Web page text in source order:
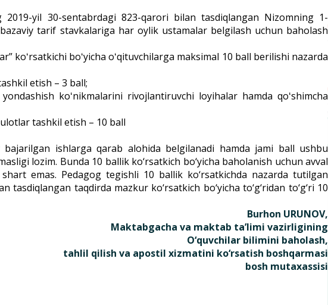
2019-yil 30-sentabrdagi 823-qarori bilan tasdiqlangan Nizomning 1-
tarif stavkalariga har oylik ustamalar belgilash uchun baholash
koʻrsatkichi boʻyicha oʻqituvchilarga maksimal 10 ball berilishi nazarda
etish – 3 ball;
koʻnikmalarini rivojlantiruvchi loyihalar hamda qoʻshimcha
tashkil etish – 10 ball
bajarilgan ishlarga qarab alohida belgilanadi hamda jami ball ushbu
lozim. Bunda 10 ballik ko‘rsatkich bo‘yicha baholanish uchun avval
emas. Pedagog tegishli 10 ballik ko‘rsatkichda nazarda tutilgan
taqdirda mazkur ko‘rsatkich bo‘yicha to‘g‘ridan to‘g‘ri 10
Burhon URUNOV,
Maktabgacha va maktab ta’limi vazirligining
O‘quvchilar bilimini baholash,
tahlil qilish va apostil xizmatini ko‘rsatish boshqarmasi
bosh mutaxassisi